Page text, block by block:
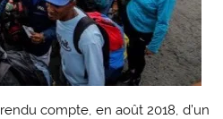
compte, en août 2018, d’un